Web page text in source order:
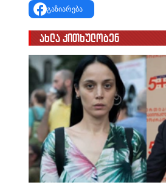
გაზიარება
ახლა კითხულობენ